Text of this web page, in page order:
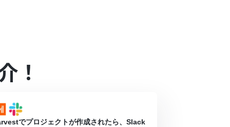
！
でプロジェクトが作成されたら、Slack